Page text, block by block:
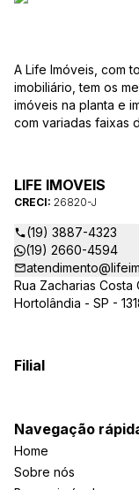
A Life Imóveis, com
imobiliário, tem os
imóveis na planta e
com variadas faixas
as suas dúvidas
comerciais e outros
LIFE IMOVEIS
CRECI: 26820-J
(19) 3887-4323
(19) 2660-4594
Rua Zacharias Costa
Hortolândia - SP -
Filial
Navegação
Home
Sobre nós